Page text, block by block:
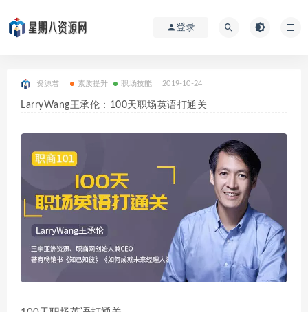
登录
资源君 素质提升 职场技能 2019-10-24
LarryWang王承伦：100天职场英语打通关